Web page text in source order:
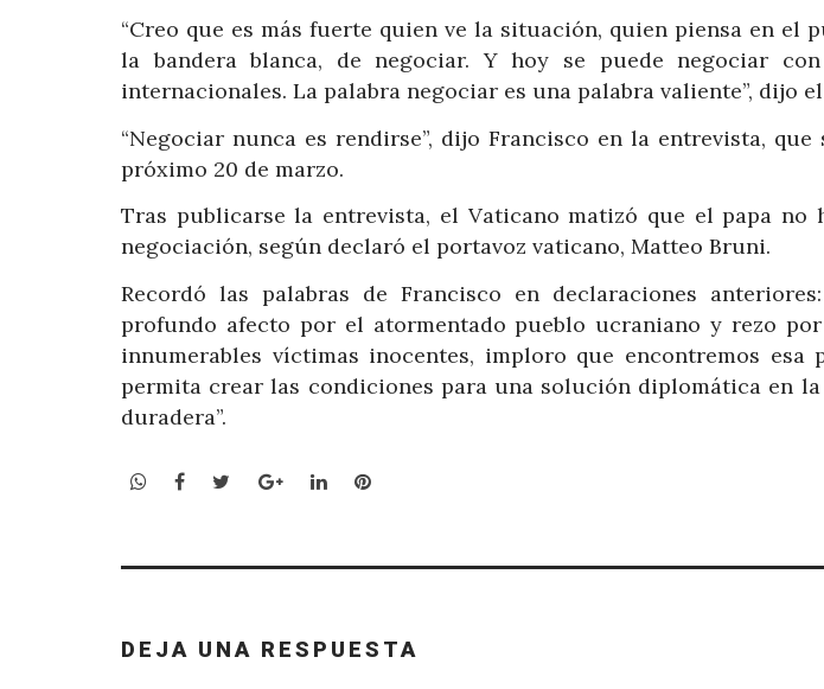
“Creo que es más fuerte quien ve la situación, quien piensa en el
la bandera blanca, de negociar. Y hoy se puede negociar
internacionales. La palabra negociar es una palabra valiente”, dijo
“Negociar nunca es rendirse”, dijo Francisco en la entrevista,
próximo 20 de marzo.
Tras publicarse la entrevista, el Vaticano matizó que el papa no
negociación, según declaró el portavoz vaticano, Matteo Bruni.
Recordó las palabras de Francisco en declaraciones
profundo afecto por el atormentado pueblo ucraniano y rezo
innumerables víctimas inocentes, imploro que encontremos esa
permita crear las condiciones para una solución diplomática en
duradera”.
WhatsApp
Facebook
TwitterGoogle+LinkedInPinterest
DEJA UNA RESPUESTA